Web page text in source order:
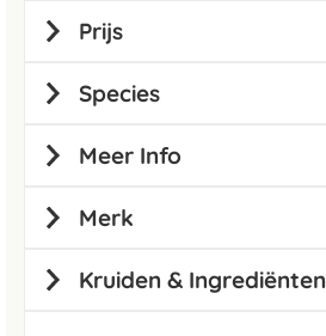
Prijs
Species
Meer Info
Merk
Kruiden & Ingrediënten